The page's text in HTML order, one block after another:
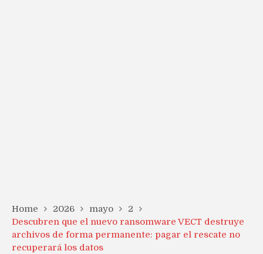
Home 2026 mayo
2
Descubren que el nuevo ransomware VECT destruye
archivos de forma permanente: pagar el rescate no
recuperará los datos